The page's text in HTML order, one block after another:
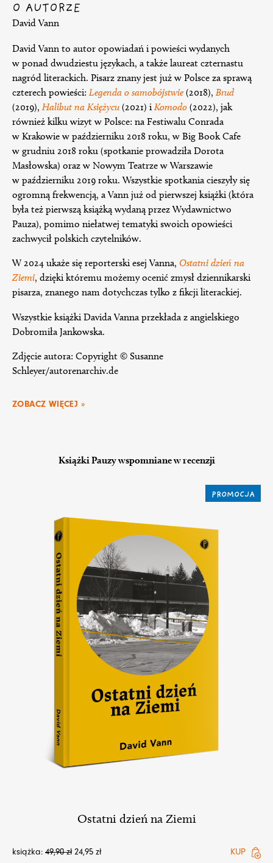
O AUTORZE
David Vann
David Vann to autor opowiadań i powieści wydanych
w ponad dwudziestu językach, a także laureat czternastu
nagród literackich. Pisarz znany jest już w Polsce za sprawą
czterech powieści: Legenda o samobójstwie (2018), Brud
(2019), Halibut na Księżycu (2021) i Komodo (2022), jak
również kilku wizyt w Polsce: na Festiwalu Conrada
w Krakowie w październiku 2018 roku, w Big Book Cafe
w grudniu 2018 roku (spotkanie prowadziła Dorota
Masłowska) oraz w Nowym Teatrze w Warszawie
w październiku 2019 roku. Wszystkie spotkania cieszyły się
ogromną frekwencją, a Vann już od pierwszej książki (która
była też pierwszą książką wydaną przez Wydawnictwo
Pauza), pomimo niełatwej tematyki swoich opowieści
zachwycił polskich czytelników.
W 2024 ukaże się reporterski esej Vanna, Ostatni dzień na
Ziemi, dzięki któremu możemy ocenić zmysł dziennikarski
pisarza, znanego nam dotychczas tylko z fikcji literackiej.
Wszystkie książki Davida Vanna przekłada z angielskiego
Dobromiła Jankowska.
Zdjęcie autora: Copyright © Susanne
Schleyer/autorenarchiv.de
ZOBACZ WIĘCEJ »
Książki Pauzy wspomniane w recenzji
PROMOCJA
Ostatni dzień na Ziemi
książka: 49,90zł 24,95 zł KUP